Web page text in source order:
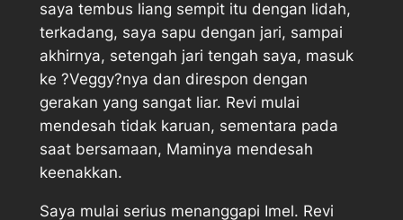
saya tembus liang sempit itu dengan lidah,
terkadang, saya sapu dengan jari, sampai
akhirnya, setengah jari tengah saya, masuk
ke ?Veggy?nya dan direspon dengan
gerakan yang sangat liar. Revi mulai
mendesah tidak karuan, sementara pada
saat bersamaan, Maminya mendesah
keenakkan.
Saya mulai serius menanggapi Imel. Revi